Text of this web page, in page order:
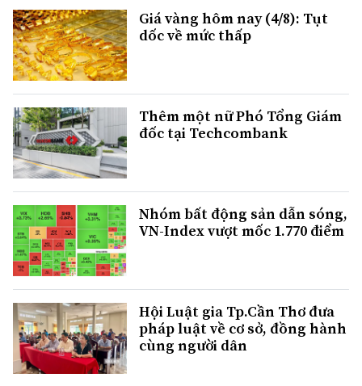
Giá vàng hôm nay (4/8): Tụt
dốc về mức thấp
Thêm một nữ Phó Tổng Giám
đốc tại Techcombank
Nhóm bất động sản dẫn sóng,
VN-Index vượt mốc 1.770 điểm
Hội Luật gia Tp.Cần Thơ đưa
pháp luật về cơ sở, đồng hành
cùng người dân